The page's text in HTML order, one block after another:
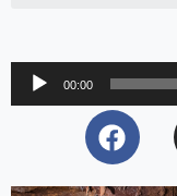
Reproductor
d'àudio
00:00